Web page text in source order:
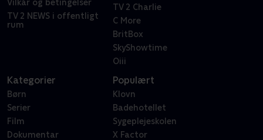
Vilkår og betingelser
TV 2 NEWS i offentligt
rum
TV 2 Charlie
C More
BritBox
SkyShowtime
Oiii
Kategorier
Børn
Serier
Film
Dokumentar
Populært
Klovn
Badehotellet
Sygeplejeskolen
X Factor